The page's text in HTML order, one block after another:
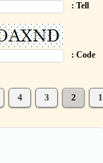
Tell :
Code :
1
2
3
4